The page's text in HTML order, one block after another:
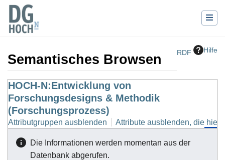
RDF Hilfe
Semantisches Browsen
Wechseln zu:Navigation,Suche
HOCH-N:Entwicklung von
Forschungsdesigns & Methodik
(Forschungsprozess)
Attributgruppen ausblenden Attribute ausblenden, die
Die Informationen werden momentan aus der
Datenbank abgerufen.